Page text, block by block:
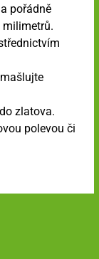
pořádně
zlatova.
polevou či